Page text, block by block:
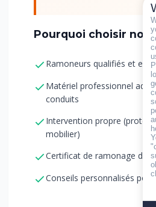
Pourquoi choisir
Ramoneurs qualifiés et
Matériel professionnel
conduits
Intervention propre
mobilier)
Certificat de ramonage
Conseils personnalisés